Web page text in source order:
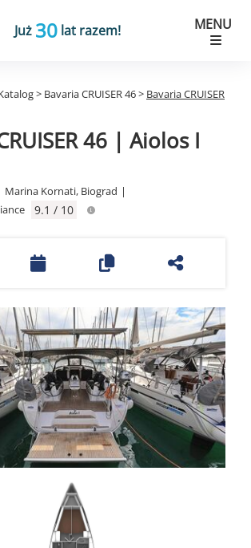
Już 30 lat razem! MENU
> Bavaria CRUISER 46> Bavaria CRUISER
46 | Aiolos I
Marina Kornati, Biograd |
9.1 / 10